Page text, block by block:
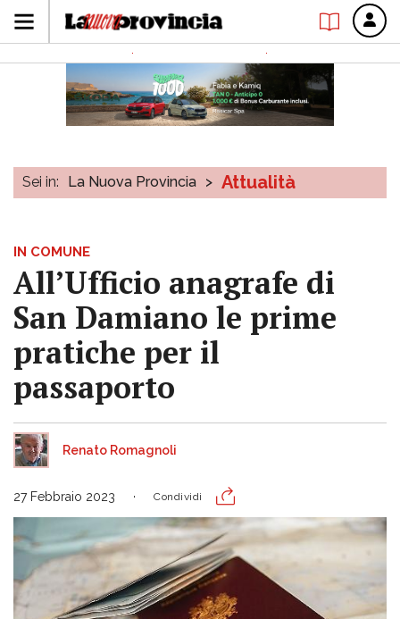
Sei in: La Nuova Provincia > Attualità
IN COMUNE
All’Ufficio anagrafe di
San Damiano le prime
pratiche per il
passaporto
Renato Romagnoli
27 Febbraio 2023 Condividi